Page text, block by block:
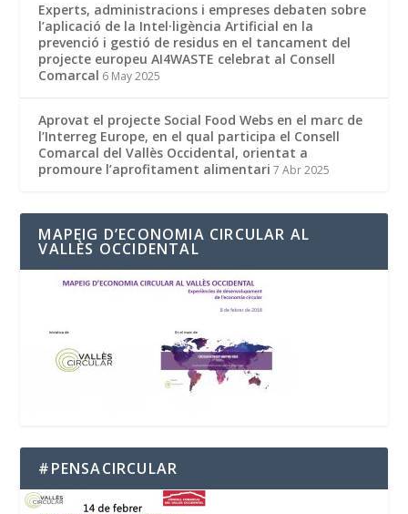
Experts, administracions i empreses debaten sobre
l’aplicació de la Intel·ligència Artificial en la
prevenció i gestió de residus en el tancament del
projecte europeu AI4WASTE celebrat al Consell
Comarcal 6 May 2025
Aprovat el projecte Social Food Webs en el marc de
l’Interreg Europe, en el qual participa el Consell
Comarcal del Vallès Occidental, orientat a
promoure l’aprofitament alimentari 7 Abr 2025
MAPEIG D’ECONOMIA CIRCULAR AL
VALLÈS OCCIDENTAL
#PENSACIRCULAR